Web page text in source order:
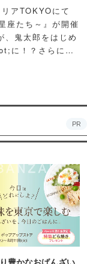
アTOKYOにて
座たち～』が開催
、鬼太郎をはじめ
に！？さらに例
PR
豊かなおばんざい